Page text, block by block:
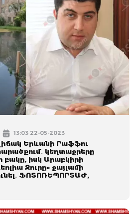
13:03 22-05-2023
Երևանի Րաֆֆու
կեղտաջրերը
բակը, իսկ Արաբկիրի
Ջուրը» ջայլամի
ՖՈՏՈՌԵՊՈՐՏԱԺ,